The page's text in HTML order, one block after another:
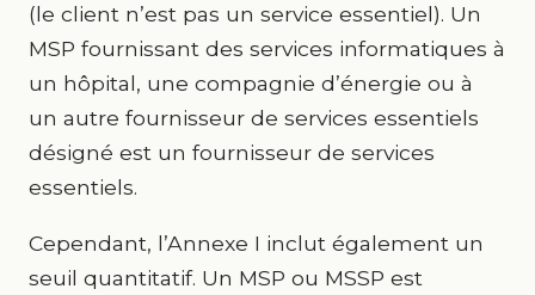
(le client n’est pas un service essentiel). Un
MSP fournissant des services informatiques à
un hôpital, une compagnie d’énergie ou à
un autre fournisseur de services essentiels
désigné est un fournisseur de services
essentiels.
Cependant, l’Annexe I inclut également un
seuil quantitatif. Un MSP ou MSSP est